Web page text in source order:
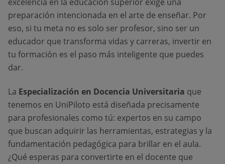
preparación intencionada en el arte de enseñar. Por
eso, si tu meta no es solo ser profesor, sino ser un
educador que transforma vidas y carreras, invertir en
tu formación es el paso más inteligente que puedes
dar.
La Especialización en Docencia Universitaria que
tenemos en UniPiloto está diseñada precisamente
para profesionales como tú: expertos en su campo
que buscan adquirir las herramientas, estrategias y la
fundamentación pedagógica para brillar en el aula.
¿Qué esperas para convertirte en el docente que